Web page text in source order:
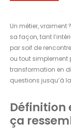
Un métier,
sa façon, tant
par soif de
ou tout simplement
transformation en
questions jusqu’à
Définition
ça